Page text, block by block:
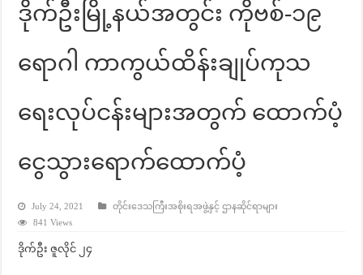
ဒိုက်ဦးမြို့နယ်အတွင်း ကိုဗစ်-၁၉
ရောဂါ ကာကွယ်ထိန်းချုပ်ကုသ
ရေးလုပ်ငန်းများအတွက် ထောက်ပံ့
ငွေသွားရောက်ထောက်ပံ့
July 24, 2021
တိုင်းဒေသကြီးအစိုးရအဖွဲ့နှင့် ဌာနဆိုင်ရာများ
841 Views
ဒိုက်ဦး ဇူလိုင် ၂၄